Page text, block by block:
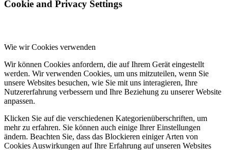
Cookie and Privacy Settings
Wie wir Cookies verwenden
Wir können Cookies anfordern, die auf Ihrem Gerät eingestellt
werden. Wir verwenden Cookies, um uns mitzuteilen, wenn Sie
unsere Websites besuchen, wie Sie mit uns interagieren, Ihre
Nutzererfahrung verbessern und Ihre Beziehung zu unserer Website
anpassen.
Klicken Sie auf die verschiedenen Kategorienüberschriften, um
mehr zu erfahren. Sie können auch einige Ihrer Einstellungen
ändern. Beachten Sie, dass das Blockieren einiger Arten von
Cookies Auswirkungen auf Ihre Erfahrung auf unseren Websites